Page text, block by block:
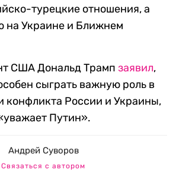
турецкие отношения, а
на Украине и Ближнем
США Дональд Трамп заявил,
сыграть важную роль в
конфликта России и Украины,
Путин».
Андрей Суворов
Связаться с автором